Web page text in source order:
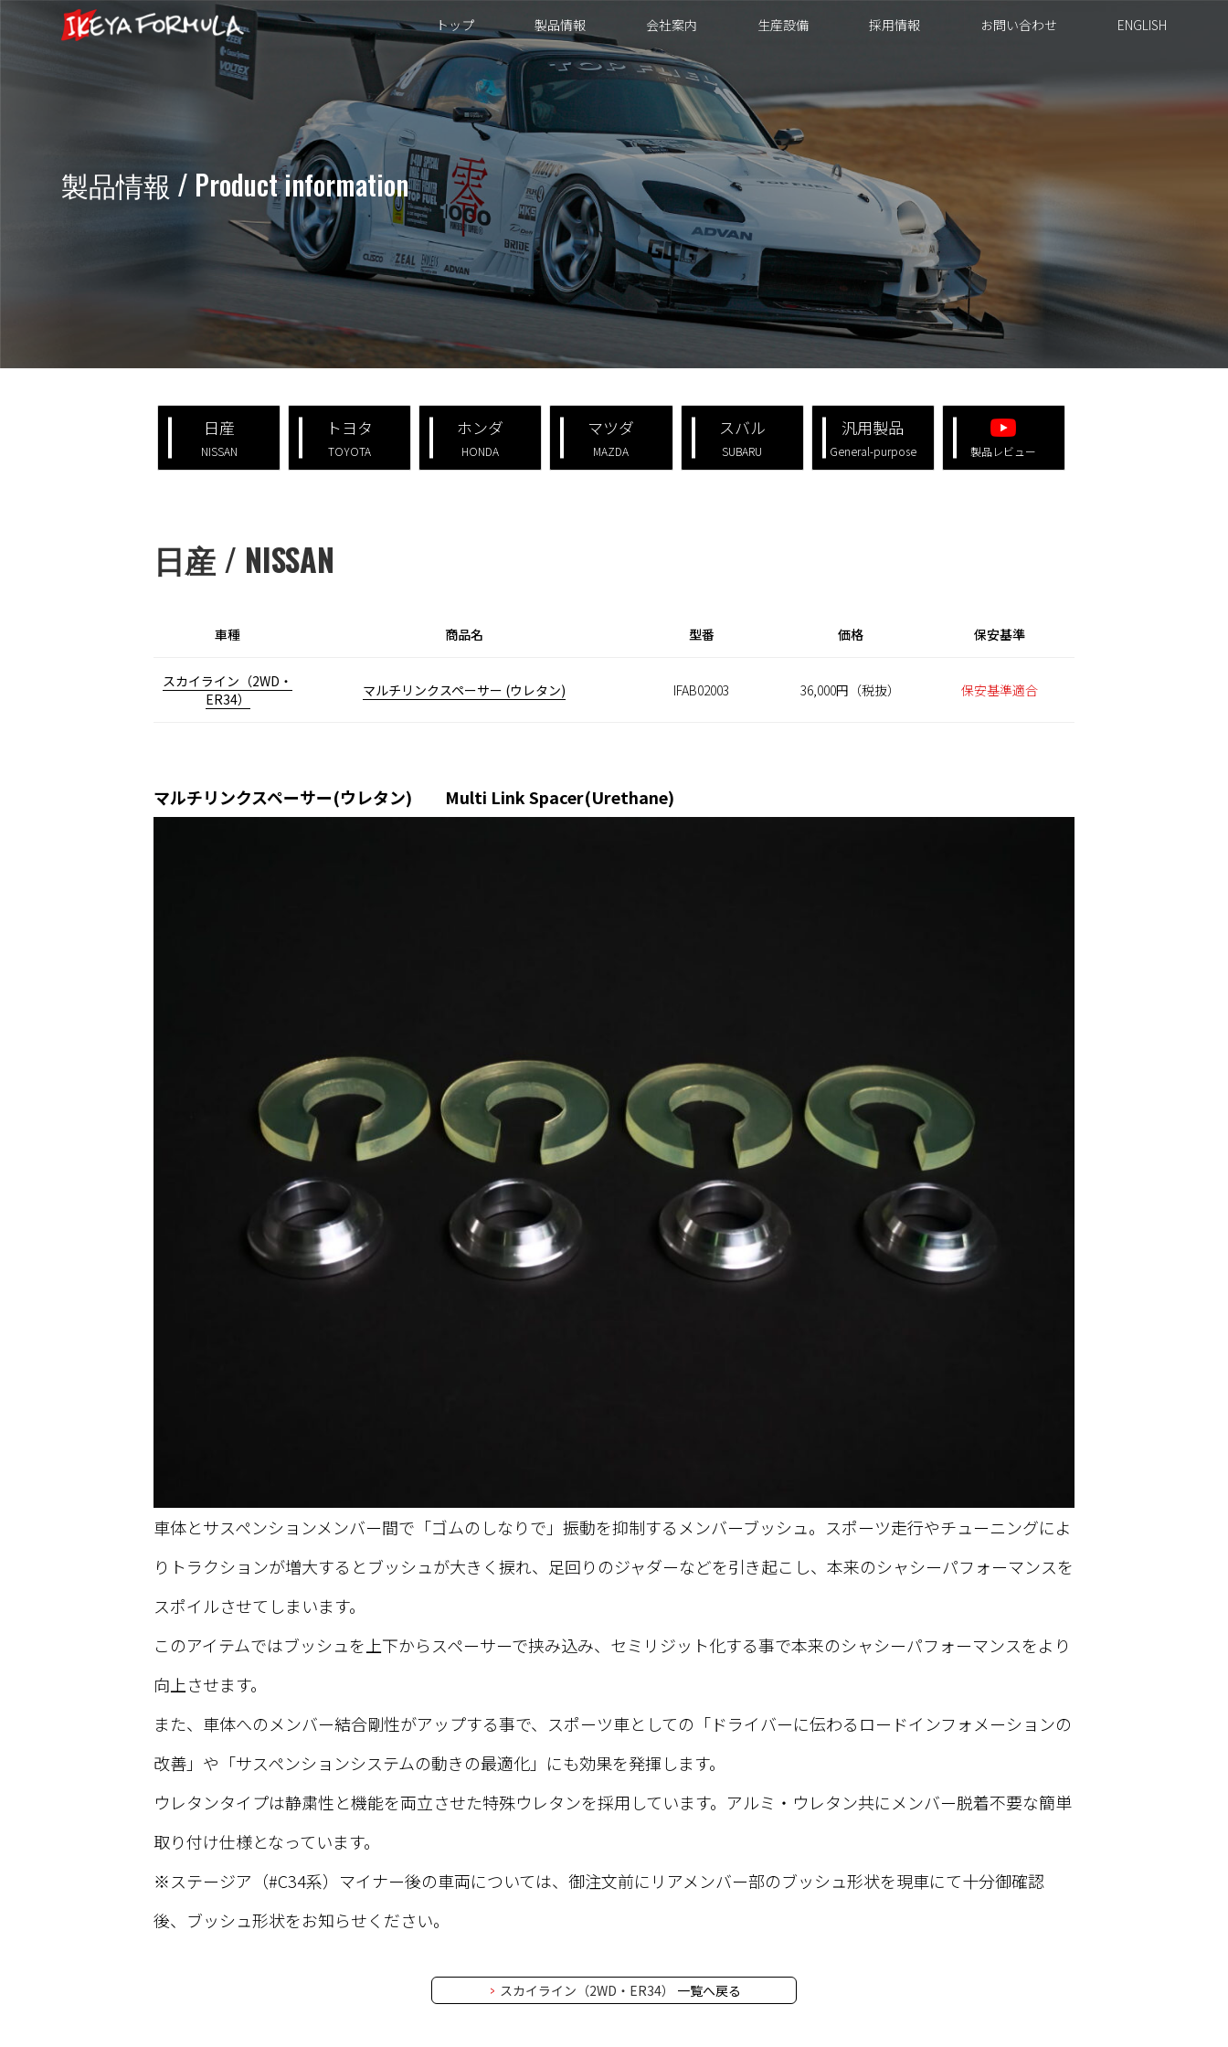
トップ 製品情報 会社案内 生産設備 採用情報 お問い合わせ ENGLISH
製品情報 / Product information
日産
NISSAN
トヨタ
TOYOTA
ホンダ
HONDA
マツダ
MAZDA
スバル
SUBARU
汎用製品
General-purpose 製品レビュー
日産 / NISSAN
車種 商品名 型番 価格 保安基準
スカイライン（2WD・
ER34）
マルチリンクスペーサー (ウレタン) IFAB02003 36,000円（税抜） 保安基準適合
マルチリンクスペーサー(ウレタン) Multi Link Spacer(Urethane)
車体とサスペンションメンバー間で「ゴムのしなりで」振動を抑制するメンバーブッシュ。スポーツ走行やチューニングによ
りトラクションが増大するとブッシュが大きく捩れ、足回りのジャダーなどを引き起こし、本来のシャシーパフォーマンスを
スポイルさせてしまいます。
このアイテムではブッシュを上下からスペーサーで挟み込み、セミリジット化する事で本来のシャシーパフォーマンスをより
向上させます。
また、車体へのメンバー結合剛性がアップする事で、スポーツ車としての「ドライバーに伝わるロードインフォメーションの
改善」や「サスペンションシステムの動きの最適化」にも効果を発揮します。
ウレタンタイプは静粛性と機能を両立させた特殊ウレタンを採用しています。アルミ・ウレタン共にメンバー脱着不要な簡単
取り付け仕様となっています。
※ステージア（#C34系）マイナー後の車両については、御注文前にリアメンバー部のブッシュ形状を現車にて十分御確認
後、ブッシュ形状をお知らせください。
スカイライン（2WD・ER34） 一覧へ戻る